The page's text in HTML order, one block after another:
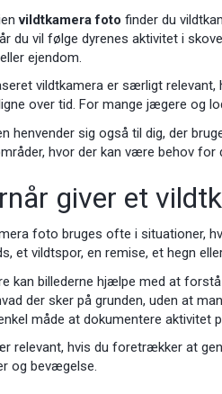
vildtkamera foto finder du
du vil følge dyrenes aktivitet i
ejendom.
vildtkamera er særligt relevant,
over tid. For mange jægere og
henvender sig også til dig, der
hvor der kan være behov for
giver et
foto bruges ofte i situationer,
et vildtspor, en remise, et hegn
kan billederne hjælpe med at
der sker på grunden, uden at
måde at dokumentere aktivitet
relevant, hvis du foretrækker at
og bevægelse.